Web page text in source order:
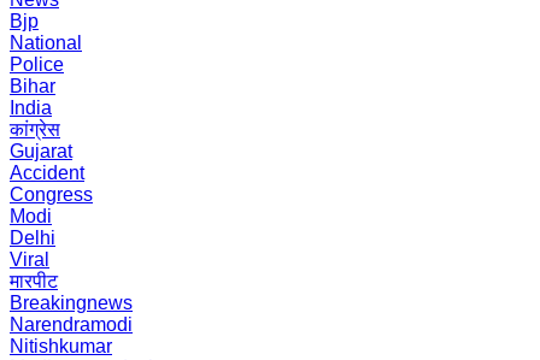
Bjp
National
Police
Bihar
India
कांग्रेस
Gujarat
Accident
Congress
Modi
Delhi
Viral
मारपीट
Breakingnews
Narendramodi
Nitishkumar